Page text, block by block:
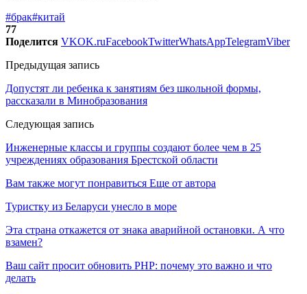
#брак#китай
77
Поделится VKOK.ruFacebookTwitterWhatsAppTelegramViber
Предыдущая запись
Допустят ли ребенка к занятиям без школьной формы,
рассказали в Минобразования
Следующая запись
Инженерные классы и группы создают более чем в 25
учреждениях образования Брестской области
Вам также могут понравиться Еще от автора
Туристку из Беларуси унесло в море
Эта страна откажется от знака аварийной остановки. А что
взамен?
Ваш сайт просит обновить PHP: почему это важно и что
делать